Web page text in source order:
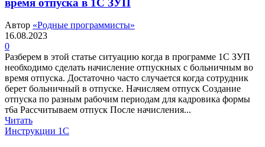
Автор «Родные программисты»
16.08.2023
0
Разберем в этой статье ситуацию когда в программе 1С ЗУП
необходимо сделать начисление отпускных с больничным во
время отпуска. Достаточно часто случается когда сотрудник
берет больничный в отпуске. Начисляем отпуск Создание
отпуска по разным рабочим периодам для кадровика формы
т6а Рассчитываем отпуск После начисления...
Читать
Инструкции 1С